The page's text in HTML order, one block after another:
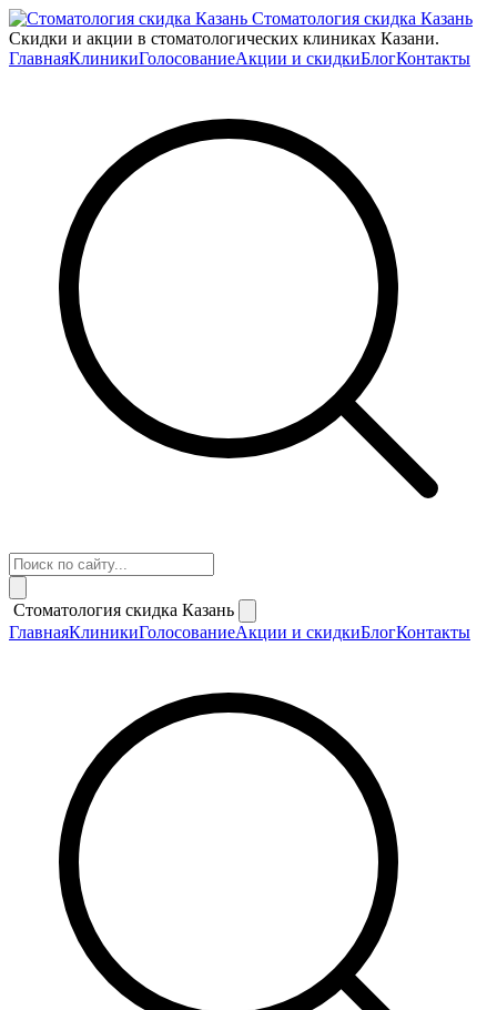
Стоматология скидка Казань
Скидки и акции в стоматологических клиниках Казани.
ГлавнаяКлиникиГолосованиеАкции и скидкиБлогКонтакты
Стоматология скидка Казань
ГлавнаяКлиникиГолосованиеАкции и скидкиБлогКонтакты